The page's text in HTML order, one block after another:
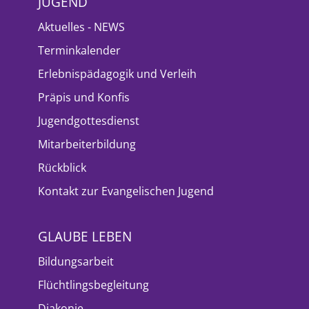
Aktuelles - NEWS
Terminkalender
Erlebnispädagogik und Verleih
Präpis und Konfis
Jugendgottesdienst
Mitarbeiterbildung
Rückblick
Kontakt zur Evangelischen Jugend
GLAUBE LEBEN
Bildungsarbeit
Flüchtlingsbegleitung